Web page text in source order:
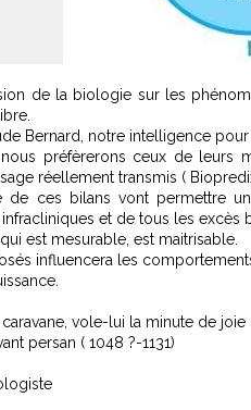
de la biologie sur les
Bernard, notre intelligence
préfèrerons ceux de leurs
réellement transmis (
de ces bilans vont
et de tous les excès
est mesurable, est maitrisable.
influencera les
vole-lui la minute de joie
persan ( 1048 ?-1131)